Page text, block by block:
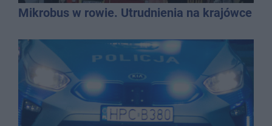
Mikrobus w rowie. Utrudnienia na krajówce